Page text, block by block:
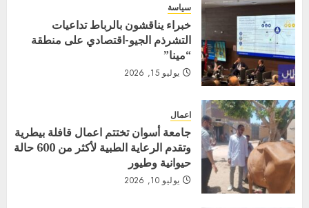
سياسة
خبراء يناقشون بالرباط تداعيات
التشرذم الجيو-اقتصادي على منطقة
“مينا”
يوليو 15, 2026
اعمال
جامعة أسوان تختتم اعمال قافلة بيطرية
وتقدم الرعاية الطبية لأكثر من 600 حالة
حيوانية وطيور
يوليو 10, 2026